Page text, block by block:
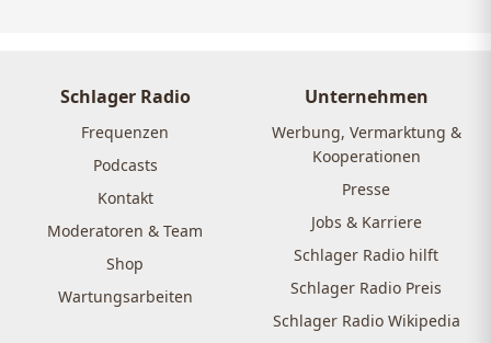
Schlager Radio
Frequenzen
Podcasts
Kontakt
Moderatoren & Team
Shop
Wartungsarbeiten
Unternehmen
Werbung, Vermarktung &
Kooperationen
Presse
Jobs & Karriere
Schlager Radio hilft
Schlager Radio Preis
Schlager Radio Wikipedia